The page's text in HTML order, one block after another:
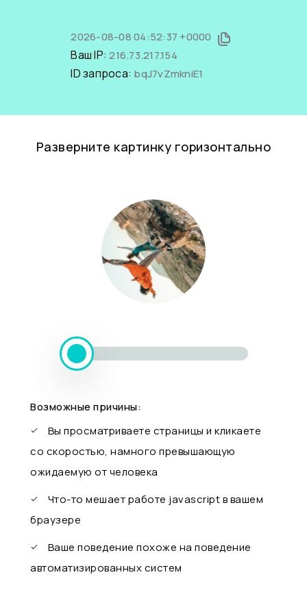
2026-08-08 04:52:37 +0000
Ваш IP:216.73.217.154
ID запроса: bqJ7vZmkniE1
Разверните картинку горизонтально
Возможные причины:
Вы просматриваете страницы и кликаете
со скоростью, намного превышающую
ожидаемую от человека
Что-то мешает работе javascript в вашем
браузере
Ваше поведение похоже на поведение
автоматизированных систем